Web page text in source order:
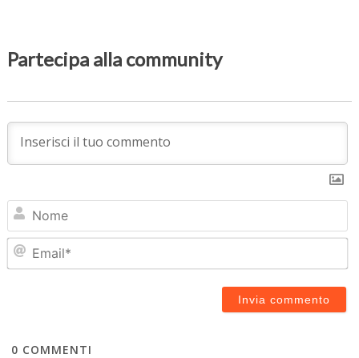
Partecipa alla community
0 COMMENTI